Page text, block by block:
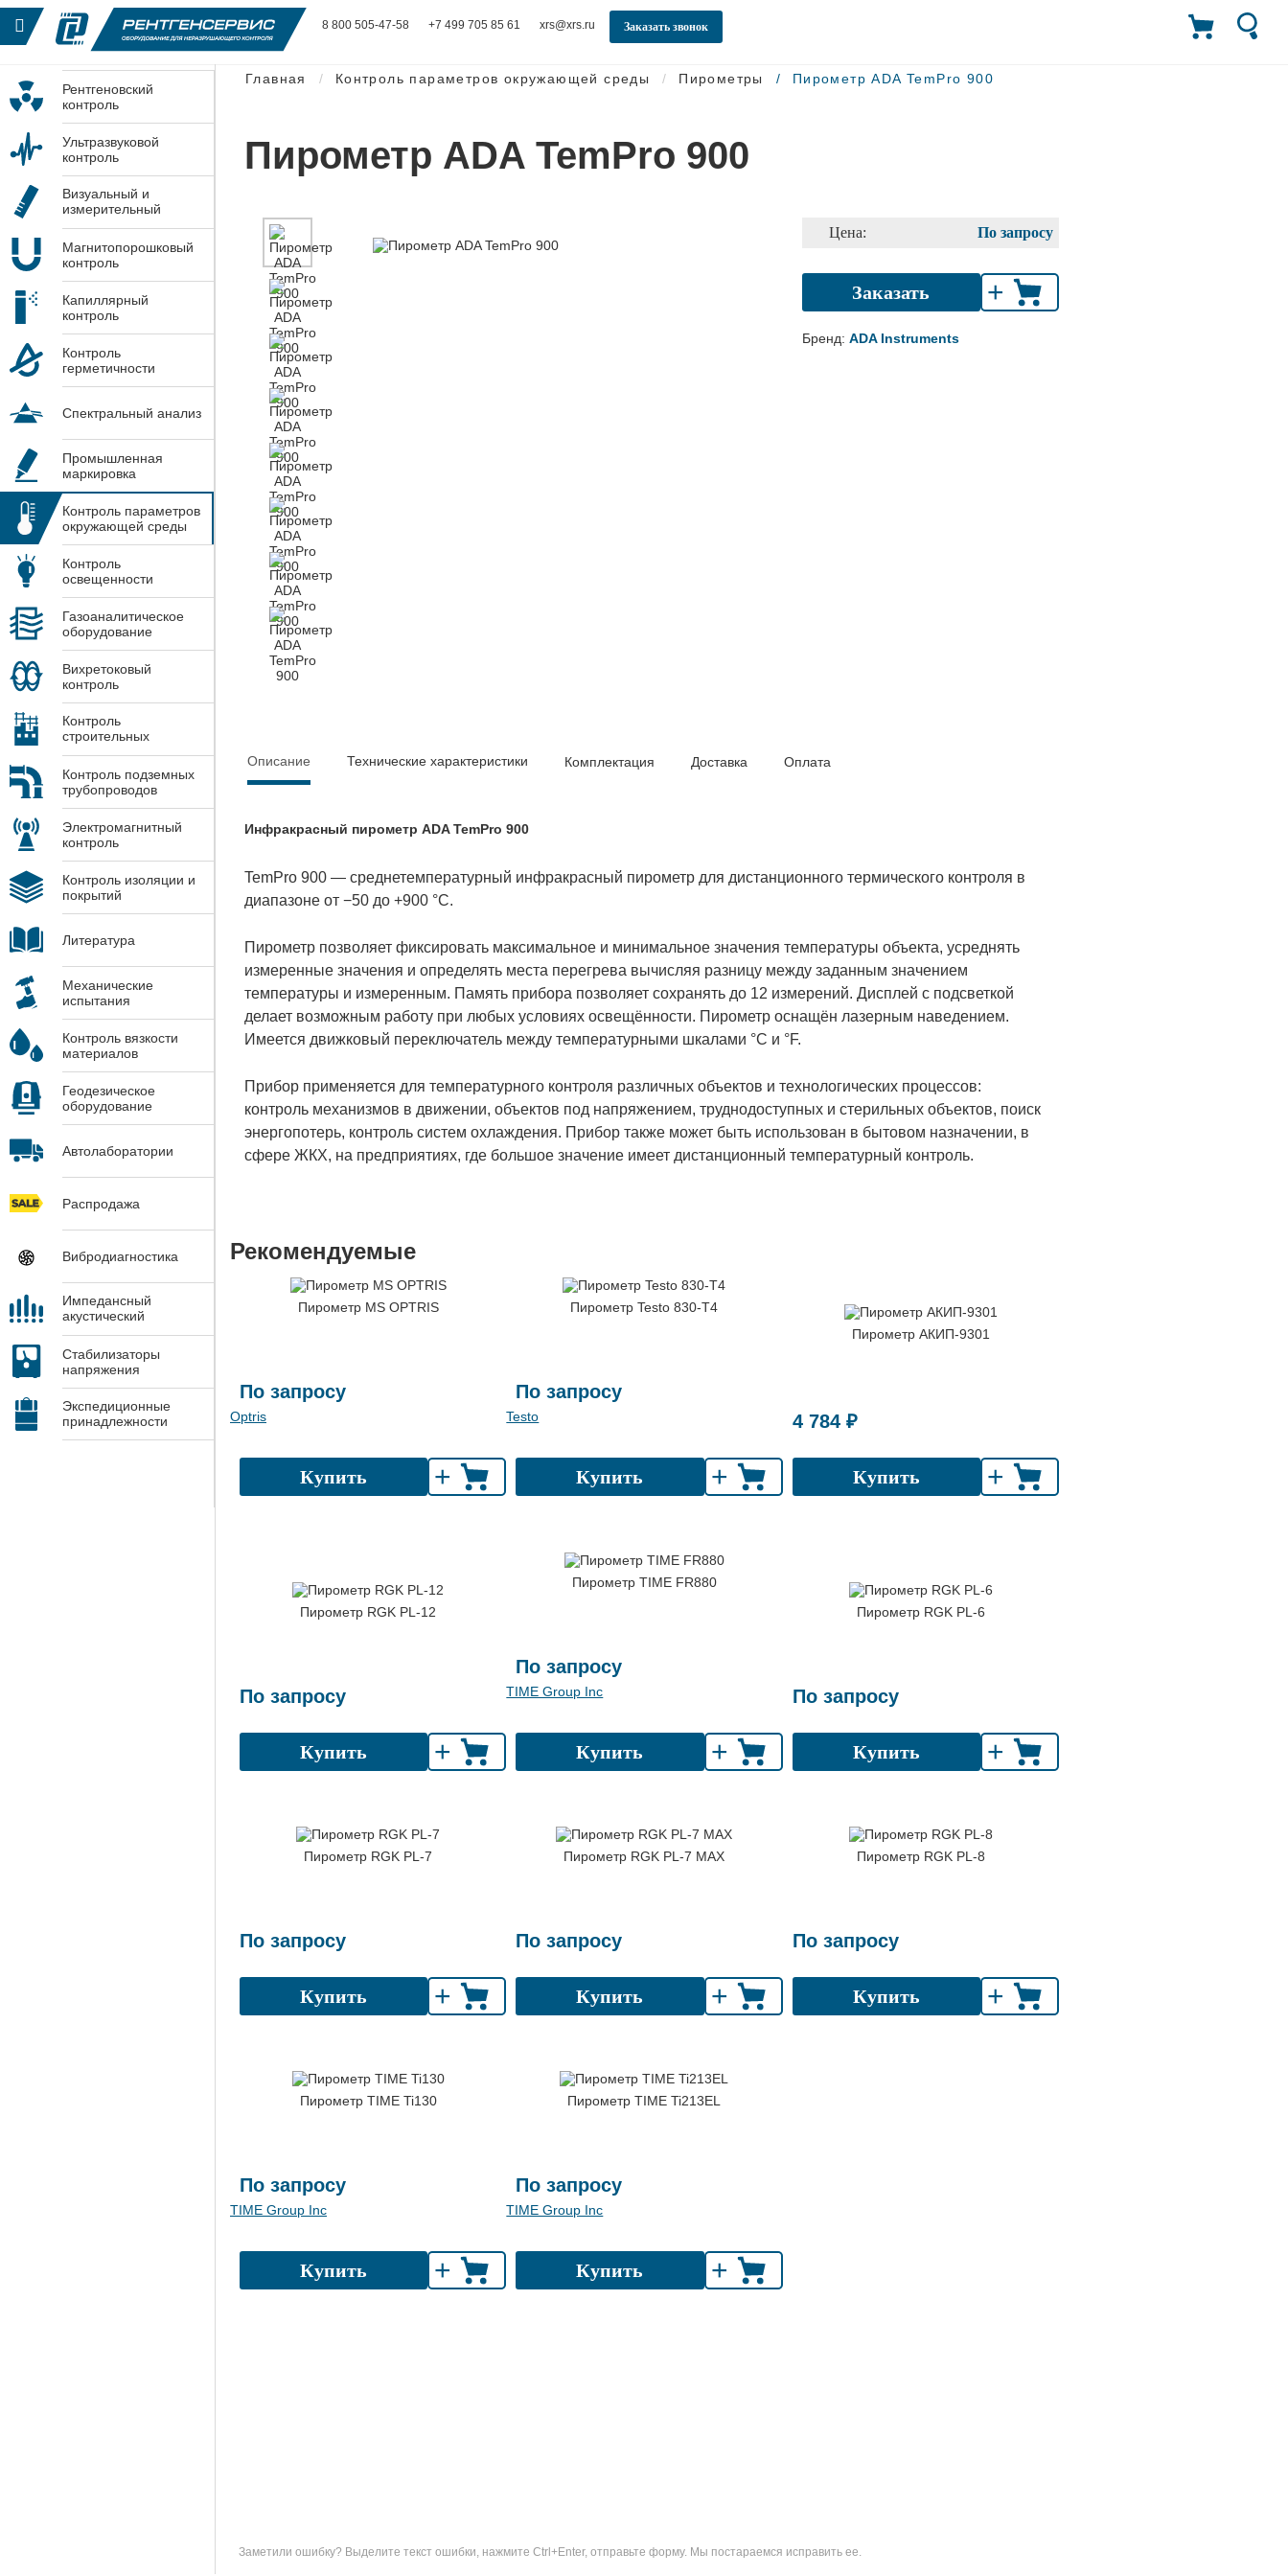
8 800 505-47-58 +7 499 705 85 61 xrs@xrs.ru Заказать звонок
Рентгеновский
контроль
Ультразвуковой
контроль
Визуальный и
измерительный
Магнитопорошковый
контроль
Капиллярный
контроль
Контроль
герметичности
Спектральный анализ
Промышленная
маркировка
Контроль параметров
окружающей среды
Контроль
освещенности
Газоаналитическое
оборудование
Вихретоковый
контроль
Контроль
строительных
Контроль подземных
трубопроводов
Электромагнитный
контроль
Контроль изоляции и
покрытий
Литература
Механические
испытания
Контроль вязкости
материалов
Геодезическое
оборудование
Автолаборатории
Распродажа
Вибродиагностика
Импедансный
акустический
Стабилизаторы
напряжения
Экспедиционные
принадлежности
Главная Контроль параметров окружающей среды Пирометры Пирометр ADA TemPro 900
Пирометр ADA TemPro 900
По запросу
Цена:
Заказать +
Бренд: ADA Instruments
Описание Технические характеристики Комплектация Доставка Оплата
Инфракрасный пирометр ADA TemPro 900
TemPro 900 — среднетемпературный инфракрасный пирометр для дистанционного термического контроля в
диапазоне от −50 до +900 °C.
Пирометр позволяет фиксировать максимальное и минимальное значения температуры объекта, усреднять
измеренные значения и определять места перегрева вычисляя разницу между заданным значением
температуры и измеренным. Память прибора позволяет сохранять до 12 измерений. Дисплей с подсветкой
делает возможным работу при любых условиях освещённости. Пирометр оснащён лазерным наведением.
Имеется движковый переключатель между температурными шкалами °С и °F.
Прибор применяется для температурного контроля различных объектов и технологических процессов:
контроль механизмов в движении, объектов под напряжением, труднодоступных и стерильных объектов, поиск
энергопотерь, контроль систем охлаждения. Прибор также может быть использован в бытовом назначении, в
сфере ЖКХ, на предприятиях, где большое значение имеет дистанционный температурный контроль.
Рекомендуемые
Пирометр MS OPTRIS
По запросу
Optris
Купить +
Пирометр Testo 830-T4
По запросу
Testo
Купить +
Пирометр АКИП-9301
4 784 ₽
Купить +
Пирометр RGK PL-12
По запросу
Купить +
Пирометр TIME FR880
По запросу
TIME Group Inc
Купить +
Пирометр RGK PL-6
По запросу
Купить +
Пирометр RGK PL-7
По запросу
Купить +
Пирометр RGK PL-7 MAX
По запросу
Купить +
Пирометр RGK PL-8
По запросу
Купить +
Пирометр TIME Ti130
По запросу
TIME Group Inc
Купить +
Пирометр TIME Ti213EL
По запросу
TIME Group Inc
Купить +
Заметили ошибку? Выделите текст ошибки, нажмите Ctrl+Enter, отправьте форму. Мы постараемся исправить ее.